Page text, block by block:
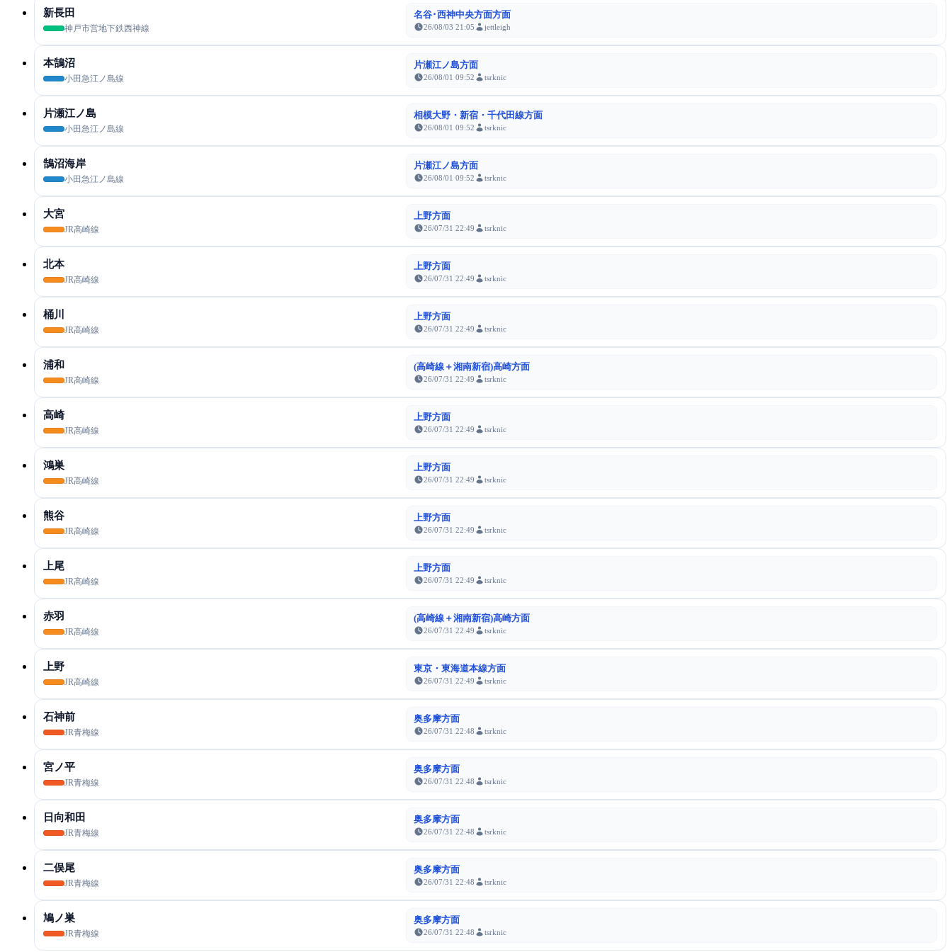
新長田
神戸市営地下鉄西神線
名谷･西神中央方面方面
26/08/03 21:05 jettleigh
本鵠沼
小田急江ノ島線
片瀬江ノ島方面
26/08/01 09:52 tsrknic
片瀬江ノ島
小田急江ノ島線
相模大野・新宿・千代田線方面
26/08/01 09:52 tsrknic
鵠沼海岸
小田急江ノ島線
片瀬江ノ島方面
26/08/01 09:52 tsrknic
大宮
JR高崎線
上野方面
26/07/31 22:49 tsrknic
北本
JR高崎線
上野方面
26/07/31 22:49 tsrknic
桶川
JR高崎線
上野方面
26/07/31 22:49 tsrknic
浦和
JR高崎線
(高崎線＋湘南新宿)高崎方面
26/07/31 22:49 tsrknic
高崎
JR高崎線
上野方面
26/07/31 22:49 tsrknic
鴻巣
JR高崎線
上野方面
26/07/31 22:49 tsrknic
熊谷
JR高崎線
上野方面
26/07/31 22:49 tsrknic
上尾
JR高崎線
上野方面
26/07/31 22:49 tsrknic
赤羽
JR高崎線
(高崎線＋湘南新宿)高崎方面
26/07/31 22:49 tsrknic
上野
JR高崎線
東京・東海道本線方面
26/07/31 22:49 tsrknic
石神前
JR青梅線
奥多摩方面
26/07/31 22:48 tsrknic
宮ノ平
JR青梅線
奥多摩方面
26/07/31 22:48 tsrknic
日向和田
JR青梅線
奥多摩方面
26/07/31 22:48 tsrknic
二俣尾
JR青梅線
奥多摩方面
26/07/31 22:48 tsrknic
鳩ノ巣
JR青梅線
奥多摩方面
26/07/31 22:48 tsrknic